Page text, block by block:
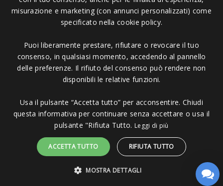
Copyright © 2006 - 2023 -
Massa MS - Tel 0585026137 - P.IVA 01151030457 - REA MS 117168
Sito protetto da reCAPTCHA.
misurazione e marketing (con annunci personalizzati) come
specificato nella cookie policy.
Puoi liberamente prestare, rifiutare o revocare il tuo
consenso, in qualsiasi momento, accedendo al pannello
delle preferenze. Il rifiuto del consenso può rendere non
disponibili le relative funzioni.
Usa il pulsante “Accetta tutto” per acconsentire. Chiudi
questa informativa per continuare senza accettare o usa il
pulsante "Rifiuta Tutto. Leggi di più
ACCETTA TUTTO RIFIUTA TUTTO
MOSTRA DETTAGLI